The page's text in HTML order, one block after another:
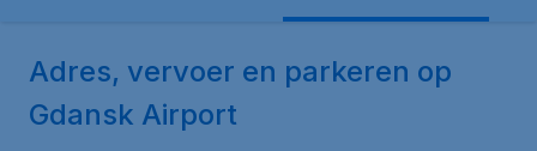
Adres, vervoer en parkeren op
Gdansk Airport